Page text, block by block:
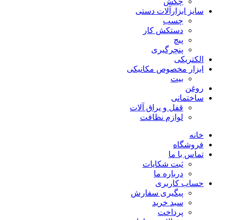
سایز ابزارآلات دستی
چسب
دستکش کار
پیچ
پنچرگیری
الکتریکی
ابزار مخصوص مکانیکی
بیت
روغن
ساختمانی
قفل و یراق آلات
لوازم نظافت
خانه
فروشگاه
تماس با ما
ثبت شکایات
درباره ما
حساب کاربری
پیگیری سفارش
سبد خرید
پرداخت